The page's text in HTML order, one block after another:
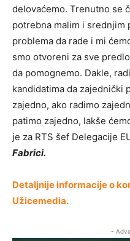
delovaćemo. Trenutno se
potrebna malim i srednjim
problema da rade i mi
smo otvoreni za sve
da pomognemo. Dakle,
kandidatima da zajednički
zajedno, ako radimo
patimo zajedno, lakše
je za RTS šef Delegacije
Fabrici.
Detaljnije informacije o
Užicemedia.
-